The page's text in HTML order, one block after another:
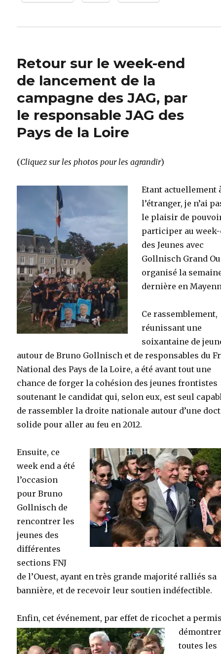
Retour sur le week-end
de lancement de la
campagne des JAG, par
le responsable JAG des
Pays de la Loire
(Cliquez sur les photos pour les agrandir)
Etant actuellement
l’étranger, je n’ai
le plaisir de
participer au
des Jeunes avec
Gollnisch Grand
organisé la
dernière en
Ce rassemblement,
réunissant une
soixantaine de
autour de Bruno Gollnisch et de responsables du
National des Pays de la Loire, a été avant tout une
chance de forger la cohésion des jeunes frontistes
soutenant le candidat qui, selon eux, est seul
de rassembler la droite nationale autour d’une
solide pour aller au feu en 2012.
Ensuite, ce
week end a été
l’occasion
pour Bruno
Gollnisch de
rencontrer les
jeunes des
différentes
sections FNJ
de l’Ouest, ayant en très grande majorité ralliés sa
bannière, et de recevoir leur soutien indéfectible.
Enfin, cet événement, par effet de ricochet a
toutes les